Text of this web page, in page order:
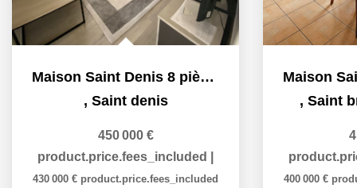
Maison Saint Denis 8 pièce(s)
, Saint denis
450 000 €
product.price.fees_included
430 000 € product.price.fees_included
, Saint
400 000 €